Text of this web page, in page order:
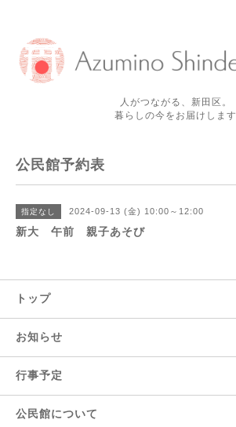
人がつながる、新田区。
暮らしの今をお届けします
公民館予約表
指定なし 2024-09-13 (金) 10:00～12:00
新大 午前 親子あそび
トップ
お知らせ
行事予定
公民館について